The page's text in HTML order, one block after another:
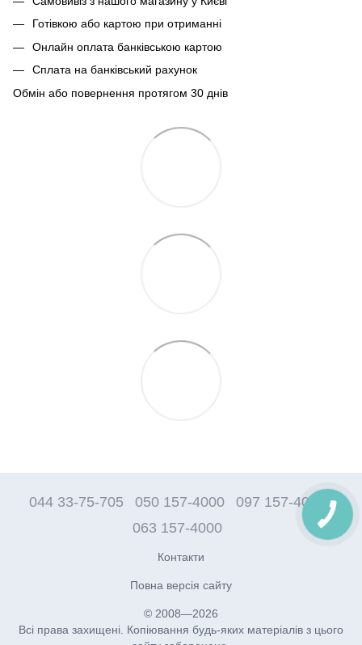
Готівкою або картою при отриманні
Онлайн оплата банківською картою
Сплата на банківський рахунок
Обмін або повернення протягом 30 днів
044 33-75-705 050 157-4000
097 157-4000
063 157-4000
Контакти
Повна версія сайту
© 2008—2026
Всі права захищені. Копіювання будь-яких матеріалів з цього